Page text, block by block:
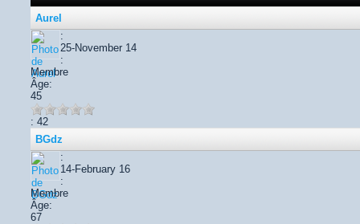
Aurel
:
25-November 14
:
Membre
Âge:
45
: 42
BGdz
:
14-February 16
:
Membre
Âge:
67